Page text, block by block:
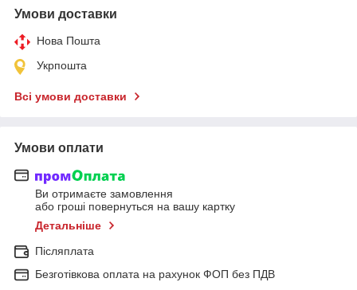
Умови доставки
Нова Пошта
Укрпошта
Всі умови доставки
Умови оплати
Ви отримаєте замовлення
або гроші повернуться на вашу картку
Детальніше
Післяплата
Безготівкова оплата на рахунок ФОП без ПДВ